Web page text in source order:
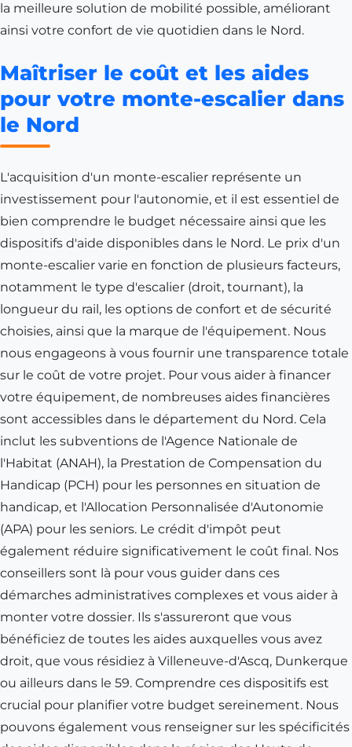
la meilleure solution de mobilité possible, améliorant
ainsi votre confort de vie quotidien dans le Nord.
Maîtriser le coût et les aides
pour votre monte-escalier dans
le Nord
L'acquisition d'un monte-escalier représente un
investissement pour l'autonomie, et il est essentiel de
bien comprendre le budget nécessaire ainsi que les
dispositifs d'aide disponibles dans le Nord. Le prix d'un
monte-escalier varie en fonction de plusieurs facteurs,
notamment le type d'escalier (droit, tournant), la
longueur du rail, les options de confort et de sécurité
choisies, ainsi que la marque de l'équipement. Nous
nous engageons à vous fournir une transparence totale
sur le coût de votre projet. Pour vous aider à financer
votre équipement, de nombreuses aides financières
sont accessibles dans le département du Nord. Cela
inclut les subventions de l'Agence Nationale de
l'Habitat (ANAH), la Prestation de Compensation du
Handicap (PCH) pour les personnes en situation de
handicap, et l'Allocation Personnalisée d'Autonomie
(APA) pour les seniors. Le crédit d'impôt peut
également réduire significativement le coût final. Nos
conseillers sont là pour vous guider dans ces
démarches administratives complexes et vous aider à
monter votre dossier. Ils s'assureront que vous
bénéficiez de toutes les aides auxquelles vous avez
droit, que vous résidiez à Villeneuve-d'Ascq, Dunkerque
ou ailleurs dans le 59. Comprendre ces dispositifs est
crucial pour planifier votre budget sereinement. Nous
pouvons également vous renseigner sur les spécificités